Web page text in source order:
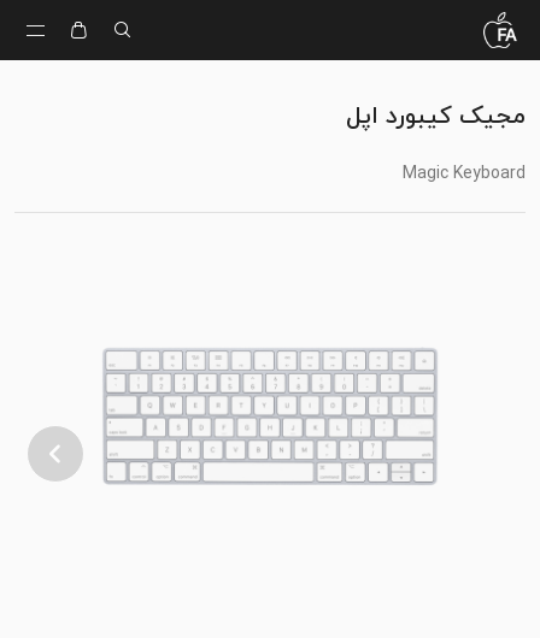
مجیک کیبورد اپل
Magic Keyboard